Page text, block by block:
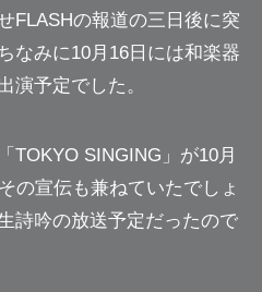
FLASHの報道の三日後に突
なみに10月16日には和楽器
演予定でした。
TOKYO SINGING」が10月
の宣伝も兼ねていたでしょ
詩吟の放送予定だったので